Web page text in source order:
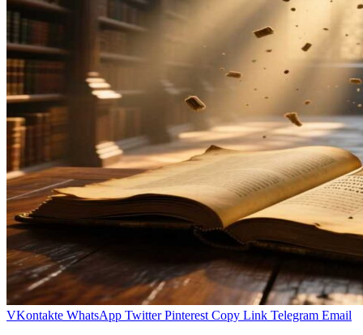
VKontakte WhatsApp Twitter Pinterest Copy Link Telegram Email